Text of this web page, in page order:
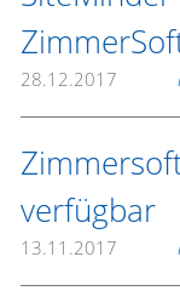
28.12.2017
verfügbar
13.11.2017